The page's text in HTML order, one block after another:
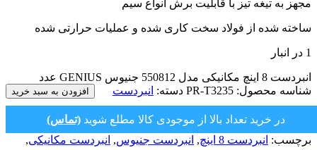
مجهز به تیغه تیز با قابلیت برش انواع سیم
ساخته شده از فولاد سخت کاری شده و عملیات حرارتی شده
1 در انبار
انبردست 8 اینچ مکانیکی مدل 550812 جنیوس GENIUS عدد
افزودن به سبد خرید
در خرید تعداد بالا از موجودی کالا مطلع شوید(تماس)
شناسه محصول: PR-T3235 دسته: انبردست
برچسب: انبردست 8 اینچ , انبردست جنیوس, انبردست مکانیکی,